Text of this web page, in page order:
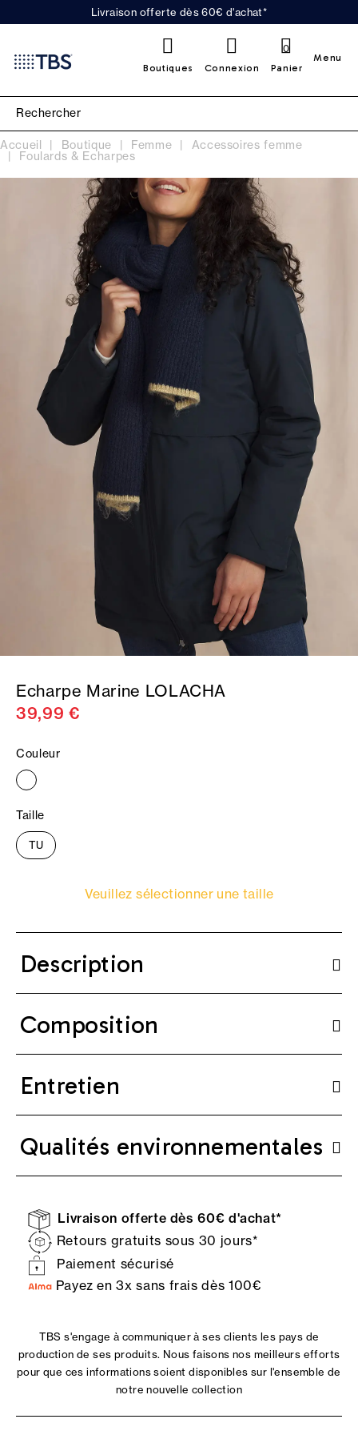
Livraison offerte dès 60€ d'achat*
Boutiques Connexion Panier
0
Menu
Accueil Boutique Femme Accessoires femme
Foulards & Echarpes
Echarpe Marine LOLACHA
39,99 €
Couleur
Taille
TU
Veuillez sélectionner une taille
Description
Composition
Entretien
Qualités environnementales
Livraison offerte dès 60€ d'achat*
Retours gratuits sous 30 jours*
Paiement sécurisé
Payez en 3x sans frais dès 100€
TBS s'engage à communiquer à ses clients les pays de
production de ses produits. Nous faisons nos meilleurs efforts
pour que ces informations soient disponibles sur l'ensemble de
notre nouvelle collection